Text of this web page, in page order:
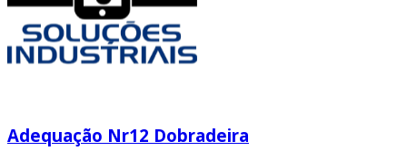
Adequação Nr12 Dobradeira